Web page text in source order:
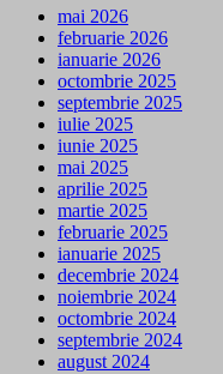
mai 2026
februarie 2026
ianuarie 2026
octombrie 2025
septembrie 2025
iulie 2025
iunie 2025
mai 2025
aprilie 2025
martie 2025
februarie 2025
ianuarie 2025
decembrie 2024
noiembrie 2024
octombrie 2024
septembrie 2024
august 2024